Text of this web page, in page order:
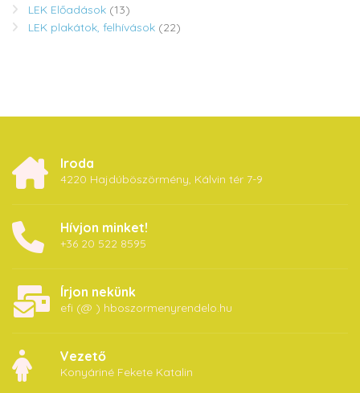
LEK Előadások (13)
LEK plakátok, felhívások (22)
Iroda
4220 Hajdúböszörmény, Kálvin tér 7-9
Hívjon minket!
+36 20 522 8595
Írjon nekünk
efi (@ ) hboszormenyrendelo.hu
Vezető
Konyáriné Fekete Katalin